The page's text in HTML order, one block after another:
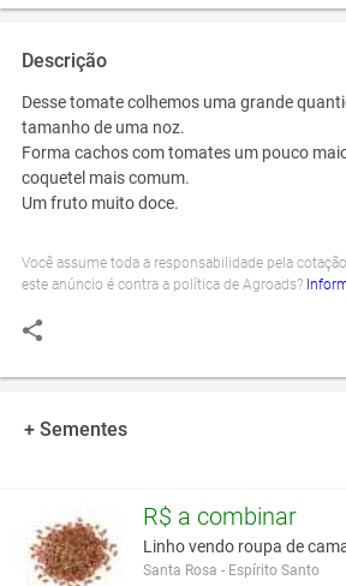
Descrição
Desse tomate colhemos uma grande
tamanho de uma noz.
Forma cachos com tomates um pouco
coquetel mais comum.
Um fruto muito doce.
Você assume toda a responsabilidade pela
este anúncio é contra a política de Agroads?
+ Sementes
R$ a combinar
Santa Rosa - Espírito Santo